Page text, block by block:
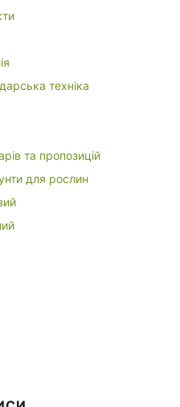
техніка
та пропозицій
для рослин